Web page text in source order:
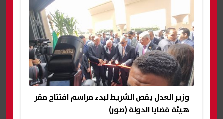
وزير العدل يقص الشريط لبدء مراسم افتتاح مقر
هيئة قضايا الدولة (صور)